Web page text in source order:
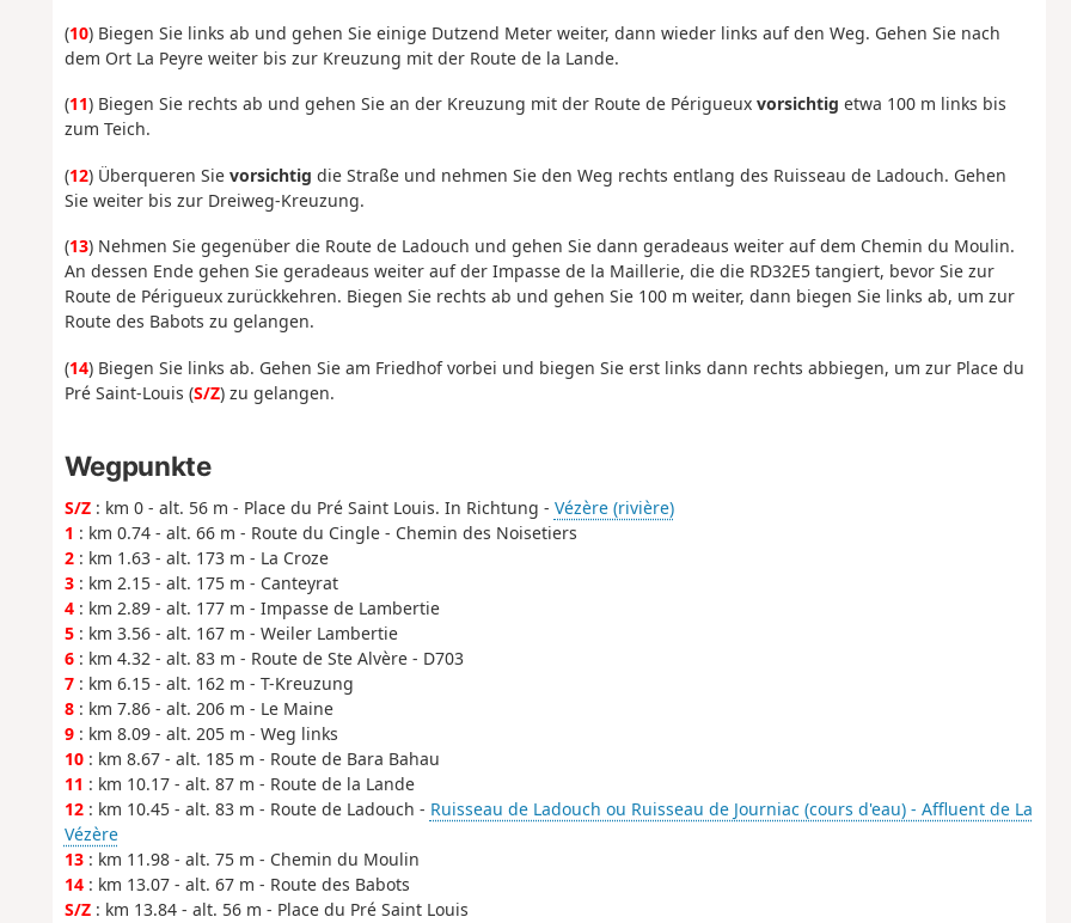
(10) Biegen Sie links ab und gehen Sie einige Dutzend Meter weiter, dann wieder links auf den Weg. Gehen Sie nach
dem Ort La Peyre weiter bis zur Kreuzung mit der Route de la Lande.
(11) Biegen Sie rechts ab und gehen Sie an der Kreuzung mit der Route de Périgueux vorsichtig etwa 100 m links bis
zum Teich.
(12) Überqueren Sie vorsichtig die Straße und nehmen Sie den Weg rechts entlang des Ruisseau de Ladouch. Gehen
Sie weiter bis zur Dreiweg-Kreuzung.
(13) Nehmen Sie gegenüber die Route de Ladouch und gehen Sie dann geradeaus weiter auf dem Chemin du Moulin.
An dessen Ende gehen Sie geradeaus weiter auf der Impasse de la Maillerie, die die RD32E5 tangiert, bevor Sie zur
Route de Périgueux zurückkehren. Biegen Sie rechts ab und gehen Sie 100 m weiter, dann biegen Sie links ab, um zur
Route des Babots zu gelangen.
(14) Biegen Sie links ab. Gehen Sie am Friedhof vorbei und biegen Sie erst links dann rechts abbiegen, um zur Place du
Pré Saint-Louis (S/Z) zu gelangen.
Wegpunkte
S/Z: km 0 - alt. 56 m - Place du Pré Saint Louis. In Richtung - Vézère (rivière)
1 : km 0.74 - alt. 66 m - Route du Cingle - Chemin des Noisetiers
2: km 1.63 - alt. 173 m - La Croze
3: km 2.15 - alt. 175 m - Canteyrat
4: km 2.89 - alt. 177 m - Impasse de Lambertie
5: km 3.56 - alt. 167 m - Weiler Lambertie
6: km 4.32 - alt. 83 m - Route de Ste Alvère - D703
7: km 6.15 - alt. 162 m - T-Kreuzung
8: km 7.86 - alt. 206 m - Le Maine
9: km 8.09 - alt. 205 m - Weg links
10: km 8.67 - alt. 185 m - Route de Bara Bahau
11 : km 10.17 - alt. 87 m - Route de la Lande
12: km 10.45 - alt. 83 m - Route de Ladouch - Ruisseau de Ladouch ou Ruisseau de Journiac (cours d'eau) - Affluent de La
Vézère
13: km 11.98 - alt. 75 m - Chemin du Moulin
14: km 13.07 - alt. 67 m - Route des Babots
S/Z: km 13.84 - alt. 56 m - Place du Pré Saint Louis